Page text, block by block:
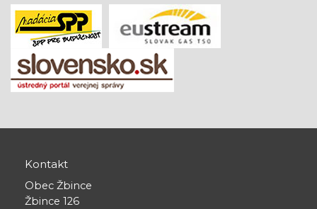
Kontakt
Obec Žbince
Žbince 126